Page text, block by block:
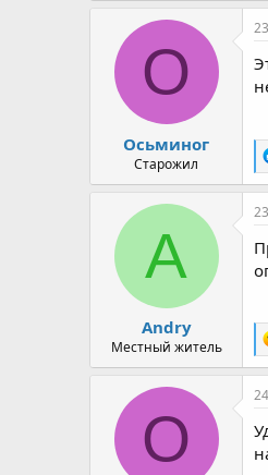
О
Осьминог
Старожил
A
Andry
Местный житель
О